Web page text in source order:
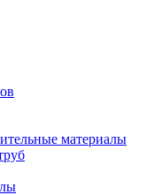
материалы